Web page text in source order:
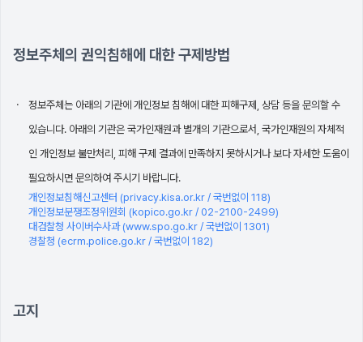
정보주체의 권익침해에 대한 구제방법
정보주체는 아래의 기관에 개인정보 침해에 대한 피해구제, 상담 등을 문의할 수
있습니다. 아래의 기관은 국가인재원과 별개의 기관으로서, 국가인재원의 자체적
인 개인정보 불만처리, 피해 구제 결과에 만족하지 못하시거나 보다 자세한 도움이
필요하시면 문의하여 주시기 바랍니다.
개인정보침해신고센터 (privacy.kisa.or.kr / 국번없이 118)
개인정보분쟁조정위원회 (kopico.go.kr / 02-2100-2499)
대검찰청 사이버수사과 (www.spo.go.kr / 국번없이 1301)
경찰청 (ecrm.police.go.kr / 국번없이 182)
고지